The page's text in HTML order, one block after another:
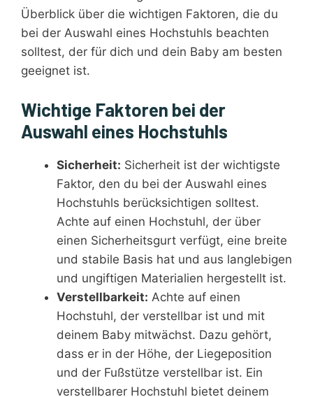
Überblick über die wichtigen Faktoren, die du
bei der Auswahl eines Hochstuhls beachten
solltest, der für dich und dein Baby am besten
geeignet ist.
Wichtige Faktoren bei der
Auswahl eines Hochstuhls
Sicherheit: Sicherheit ist der wichtigste
Faktor, den du bei der Auswahl eines
Hochstuhls berücksichtigen solltest.
Achte auf einen Hochstuhl, der über
einen Sicherheitsgurt verfügt, eine breite
und stabile Basis hat und aus langlebigen
und ungiftigen Materialien hergestellt ist.
Verstellbarkeit: Achte auf einen
Hochstuhl, der verstellbar ist und mit
deinem Baby mitwächst. Dazu gehört,
dass er in der Höhe, der Liegeposition
und der Fußstütze verstellbar ist. Ein
verstellbarer Hochstuhl bietet deinem